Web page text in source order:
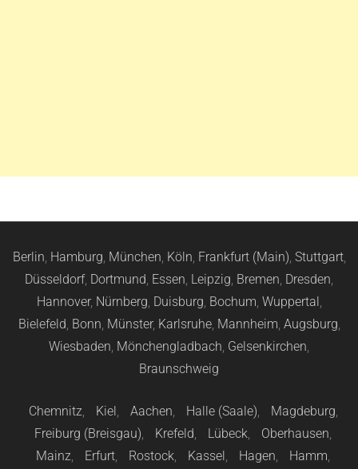
Berlin, Hamburg, München, Köln, Frankfurt (Main), Stuttgart,
Düsseldorf, Dortmund, Essen, Leipzig, Bremen, Dresden,
Hannover, Nürnberg, Duisburg, Bochum, Wuppertal,
Bielefeld, Bonn, Münster, Karlsruhe, Mannheim, Augsburg,
Wiesbaden, Mönchengladbach, Gelsenkirchen,
Braunschweig
Chemnitz, Kiel, Aachen, Halle (Saale), Magdeburg,
Freiburg (Breisgau), Krefeld, Lübeck, Oberhausen,
Mainz, Erfurt, Rostock, Kassel, Hagen, Hamm,